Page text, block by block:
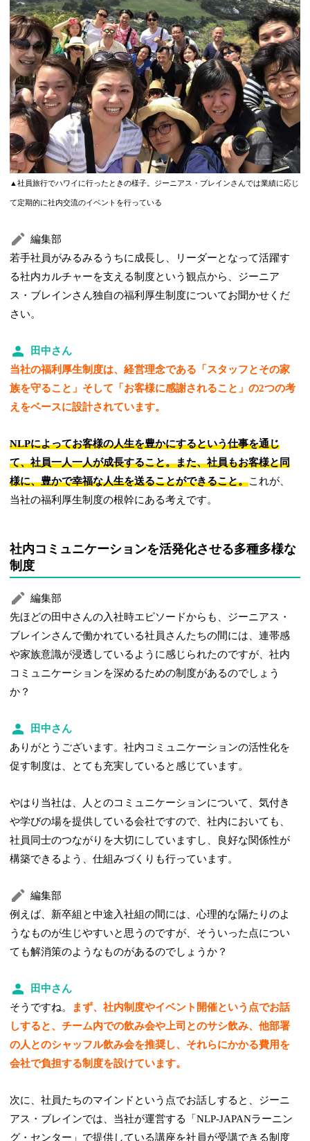
▲社員旅行でハワイに行ったときの様子。ジーニアス・ブレインさんでは業績に応じ
て定期的に社内交流のイベントを行っている
編集部
若手社員がみるみるうちに成長し、リーダーとなって活躍す
る社内カルチャーを支える制度という観点から、ジーニア
ス・ブレインさん独自の福利厚生制度についてお聞かせくだ
さい。
田中さん
当社の福利厚生制度は、経営理念である「スタッフとその家
族を守ること」そして「お客様に感謝されること」の2つの考
えをベースに設計されています。
NLPによってお客様の人生を豊かにするという仕事を通じ
て、社員一人一人が成長すること。また、社員もお客様と同
様に、豊かで幸福な人生を送ることができること。これが、
当社の福利厚生制度の根幹にある考えです。
社内コミュニケーションを活発化させる多種多様な
制度
編集部
先ほどの田中さんの入社時エピソードからも、ジーニアス・
ブレインさんで働かれている社員さんたちの間には、連帯感
や家族意識が浸透しているように感じられたのですが、社内
コミュニケーションを深めるための制度があるのでしょう
か？
田中さん
ありがとうございます。社内コミュニケーションの活性化を
促す制度は、とても充実していると感じています。
やはり当社は、人とのコミュニケーションについて、気付き
や学びの場を提供している会社ですので、社内においても、
社員同士のつながりを大切にしていますし、良好な関係性が
構築できるよう、仕組みづくりも行っています。
編集部
例えば、新卒組と中途入社組の間には、心理的な隔たりのよ
うなものが生じやすいと思うのですが、そういった点につい
ても解消策のようなものがあるのでしょうか？
田中さん
そうですね。
まず、社内制度やイベント開催という点でお話
しすると、チーム内での飲み会や上司とのサシ飲み、他部署
の人とのシャッフル飲み会を推奨し、それらにかかる費用を
会社で負担する制度を設けています。
次に、社員たちのマインドという点でお話しすると、ジーニ
アス・ブレインでは、当社が運営する「NLP-JAPANラーニン
グ・センター」で提供している講座を社員が受講できる制度